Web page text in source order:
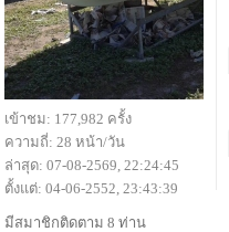
เข้าชม: 177,982 ครั้ง
ความถี่: 28 หน้า/วัน
ล่าสุด: 07-08-2569, 22:24:45
ตั้งแต่: 04-06-2552, 23:43:39
มีสมาชิกติดตาม 8 ท่าน